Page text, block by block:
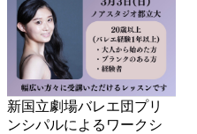
新国立劇場バレエ団プリ
ンシパルによるワークシ